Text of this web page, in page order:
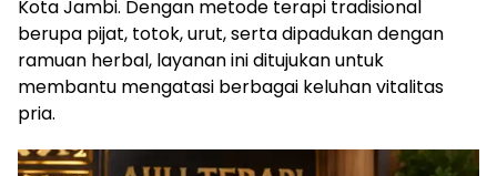
Kota Jambi. Dengan metode terapi tradisional
berupa pijat, totok, urut, serta dipadukan dengan
ramuan herbal, layanan ini ditujukan untuk
membantu mengatasi berbagai keluhan vitalitas
pria.